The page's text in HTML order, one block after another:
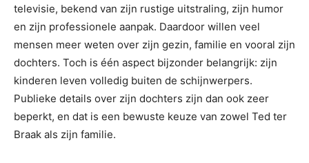
televisie, bekend van zijn rustige uitstraling, zijn humor
en zijn professionele aanpak. Daardoor willen veel
mensen meer weten over zijn gezin, familie en vooral zijn
dochters. Toch is één aspect bijzonder belangrijk: zijn
kinderen leven volledig buiten de schijnwerpers.
Publieke details over zijn dochters zijn dan ook zeer
beperkt, en dat is een bewuste keuze van zowel Ted ter
Braak als zijn familie.